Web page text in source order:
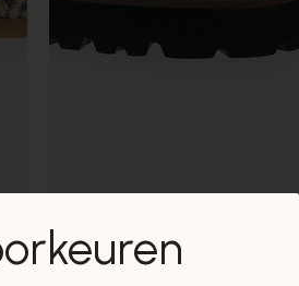
Gioia
VETERSCHOENEN